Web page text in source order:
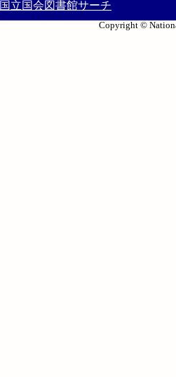
国立国会図書館サーチ
Copyright ©